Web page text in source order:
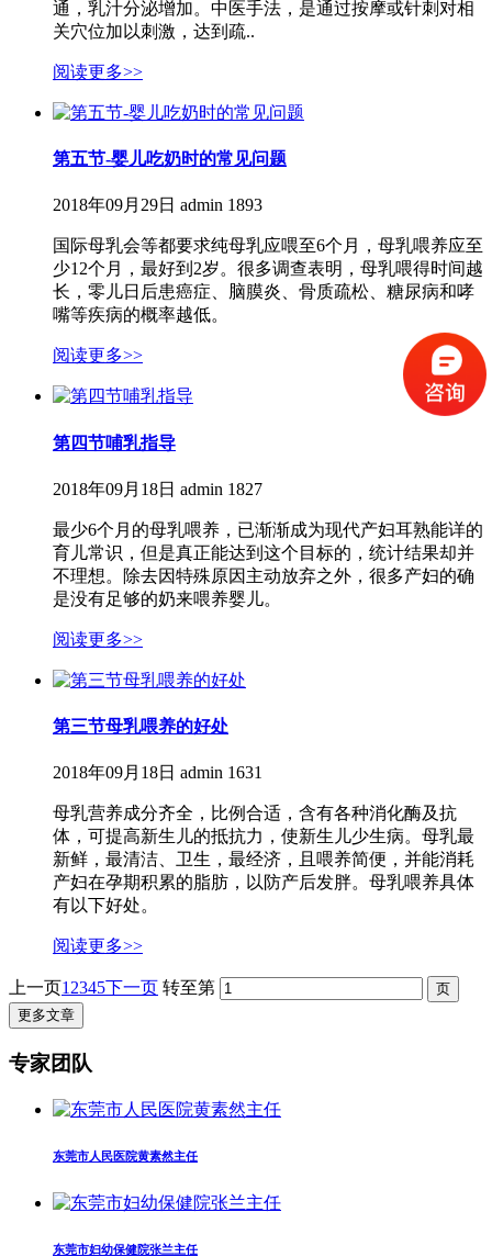
通，乳汁分泌增加。中医手法，是通过按摩或针刺对相
关穴位加以刺激，达到疏..
阅读更多>>
第五节-婴儿吃奶时的常见问题
2018年09月29日 admin 1893
国际母乳会等都要求纯母乳应喂至6个月，母乳喂养应至
少12个月，最好到2岁。很多调查表明，母乳喂得时间越
长，零儿日后患癌症、脑膜炎、骨质疏松、糖尿病和哮
嘴等疾病的概率越低。
阅读更多>>
第四节哺乳指导
2018年09月18日 admin 1827
最少6个月的母乳喂养，已渐渐成为现代产妇耳熟能详的
育儿常识，但是真正能达到这个目标的，统计结果却并
不理想。除去因特殊原因主动放弃之外，很多产妇的确
是没有足够的奶来喂养婴儿。
阅读更多>>
第三节母乳喂养的好处
2018年09月18日 admin 1631
​母乳营养成分齐全，比例合适，含有各种消化酶及抗
体，可提高新生儿的抵抗力，使新生儿少生病。母乳最
新鲜，最清洁、卫生，最经济，且喂养简便，并能消耗
产妇在孕期积累的脂肪，以防产后发胖。母乳喂养具体
有以下好处。
阅读更多>>
上一页1 2345下一页 转至第
更多文章
专家团队
东莞市人民医院黄素然主任
东莞市妇幼保健院张兰主任